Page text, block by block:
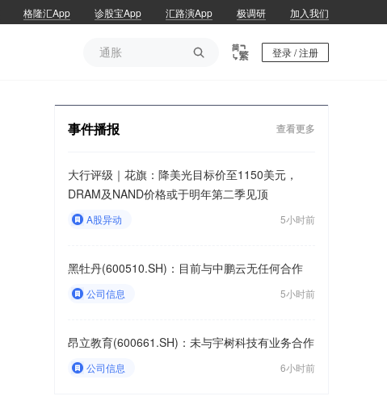
格隆汇App 诊股宝App 汇路演App 极调研 加入我们

通胀
登录 / 注册
事件播报 查看更多
大行评级｜花旗：降美光目标价至1150美元，
DRAM及NAND价格或于明年第二季见顶
A股异动 5小时前
黑牡丹(600510.SH)：目前与中鹏云无任何合作
公司信息 5小时前
昂立教育(600661.SH)：未与宇树科技有业务合作
公司信息 6小时前